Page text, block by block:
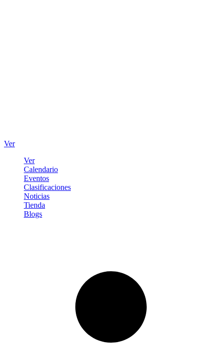
Ver
Ver
Calendario
Eventos
Clasificaciones
Noticias
Tienda
Blogs